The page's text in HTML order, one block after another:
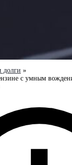
долги
с умным